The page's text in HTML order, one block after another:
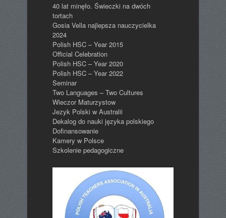
40 lat minęło. Świeczki na dwóch
tortach
Gosia Vella najlepsza nauczycielka
2024
Polish HSC – Year 2015
Official Celebration
Polish HSC – Year 2020
Polish HSC – Year 2022
Seminar
Two Languages – Two Cultures
Wieczor Maturzystow
Jezyk Polski w Australii
Dekalog do nauki języka polskiego
Dofinansowanie
Kamery w Polsce
Szkolenie pedagogiczne